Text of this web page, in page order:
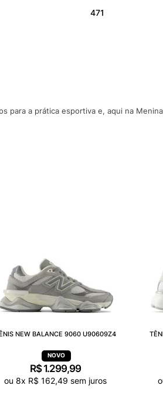
471
para a prática esportiva e, aqui na
NEW BALANCE 9060 U90609Z4
R$1.299,99
ou8x R$ 162,49 sem juros